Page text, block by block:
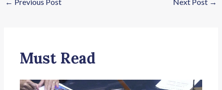
Must Read